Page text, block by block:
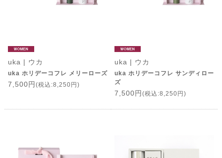
uka | ウカ
uka ホリデーコフレ メリーローズ
7,500円 (税込:8,250円)
uka | ウカ
uka ホリデーコフレ サンディロー
ズ
7,500円 (税込:8,250円)